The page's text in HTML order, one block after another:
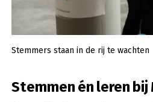
Stemmers staan in de rij te wachten
Stemmen én leren bij